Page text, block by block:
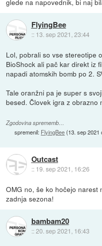
FlyingBee
:: 13. sep 2021, 23:44
Lol, pobrali so vse stereotipe
BioShock ali pač kar direkt iz
napadi atomskih bomb po 2.
Tale oranžni pa je super s
besed. Človek igra z obrazno
Zgodovina sprememb…
spremenil: FlyingBee(13. sep 2021
Outcast
:: 19. sep 2021, 16:26
OMG no, še ko hočejo narest
zadnja sezona!
bambam20
::20. sep 2021, 16:43